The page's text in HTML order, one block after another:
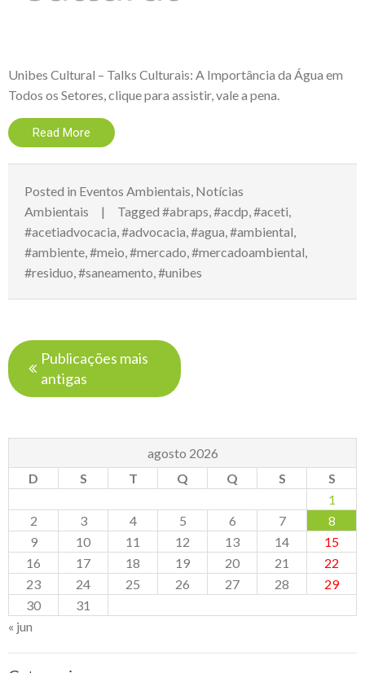
Unibes Cultural – Talks Culturais: A Importância da Água em
Todos os Setores, clique para assistir, vale a pena.
Read More
Posted in Eventos Ambientais, Notícias
Ambientais
Tagged #abraps,#acdp,#aceti,
#acetiadvocacia,#advocacia,#agua,#ambiental,
#ambiente,#meio,#mercado,#mercadoambiental,
#residuo,#saneamento,#unibes
Navegação
por
posts
Publicações mais
antigas
agosto 2026
D
S T Q Q S
S
1
2
3 4 5 6 7
8
9
10 11 12 13 14
15
16
17 18 19 20 21
22
23
24 25 26 27 28
29
30
31
« jun